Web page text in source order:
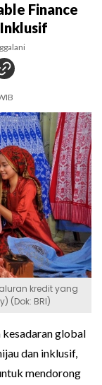
Finance
kredit yang
(Dok: BRI)
global
dan inklusif,
mendorong